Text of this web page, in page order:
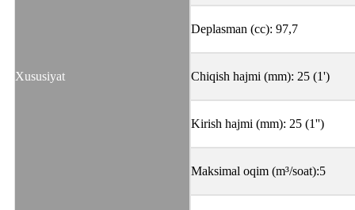
Xususiyat
Deplasman (cc): 97,7
Chiqish hajmi (mm): 25 (1')
Kirish hajmi (mm): 25 (1'')
Maksimal oqim (m³/soat):5